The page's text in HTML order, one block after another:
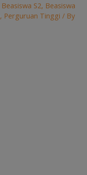
Beasiswa S2, Beasiswa
, Perguruan Tinggi / By